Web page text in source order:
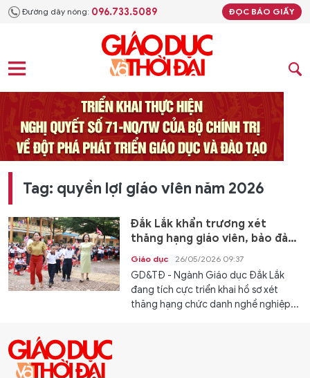
Đường dây nóng: 096.733.5089 ĐỌC BÁO GIẤY
Tag: quyền lợi giáo viên năm 2026
Đắk Lắk khẩn trương xét
thăng hạng giáo viên, bảo đảm
quyền lợi đội ngũ nhà giáo
Giáo dục 26/05/2026 09:37
GD&TĐ - Ngành Giáo dục Đắk Lắk
đang tích cực triển khai hồ sơ xét
thăng hạng chức danh nghề nghiệp...